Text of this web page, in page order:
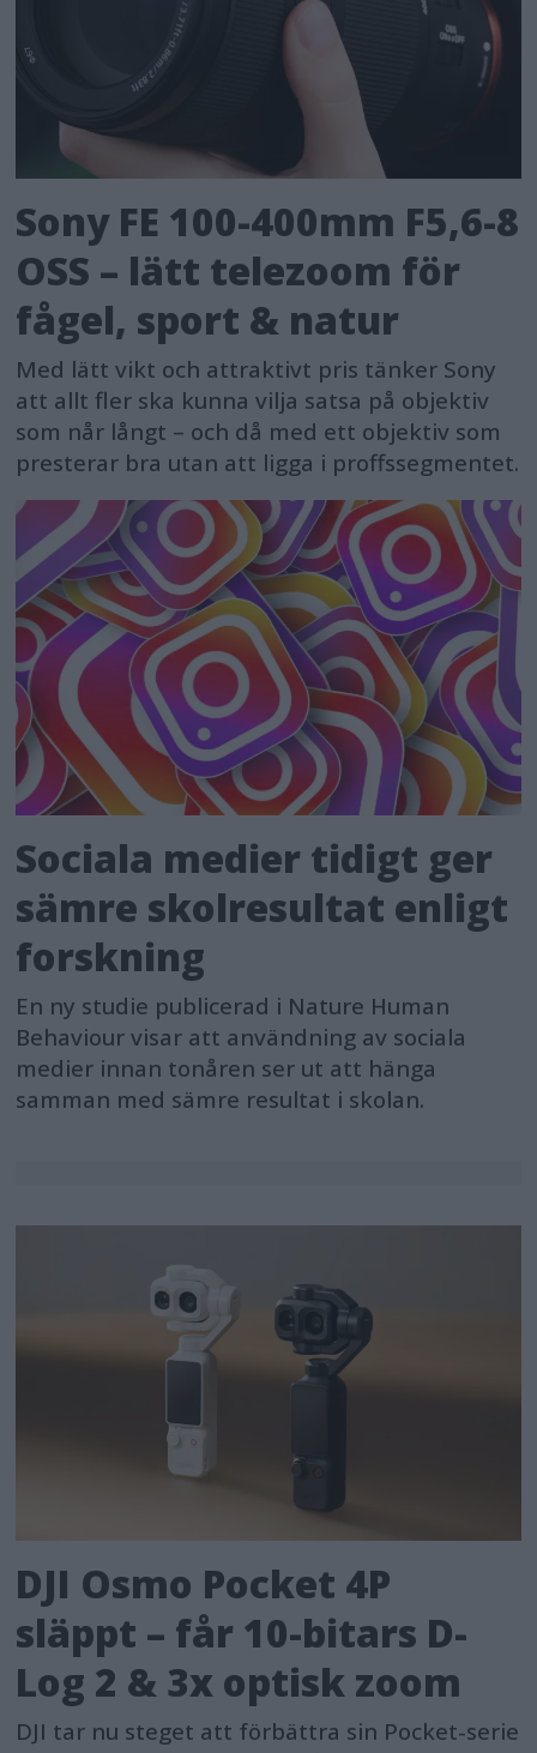
Sony FE 100-400mm F5,6-8
OSS – lätt telezoom för
fågel, sport & natur
Med lätt vikt och attraktivt pris tänker Sony
att allt fler ska kunna vilja satsa på objektiv
som når långt – och då med ett objektiv som
presterar bra utan att ligga i proffssegmentet.
Sociala medier tidigt ger
sämre skolresultat enligt
forskning
En ny studie publicerad i Nature Human
Behaviour visar att användning av sociala
medier innan tonåren ser ut att hänga
samman med sämre resultat i skolan.
DJI Osmo Pocket 4P
släppt – får 10-bitars D-
Log 2 & 3x optisk zoom
DJI tar nu steget att förbättra sin Pocket-serie